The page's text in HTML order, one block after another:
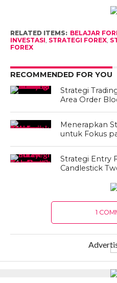
RELATED ITEMS: BELAJAR
INVESTASI, STRATEGI FOREX,
FOREX
RECOMMENDED FOR YOU
Strategi
Area Order
Menerapkan
untuk Fokus
Strategi Entry
Candlestick
1